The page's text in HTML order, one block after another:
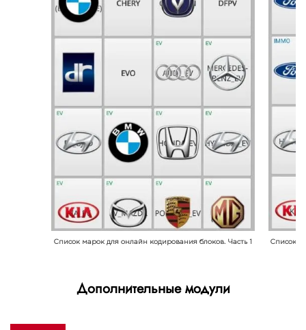
Список марок для онлайн кодирования блоков. Часть 1 Список
Дополнительные модули